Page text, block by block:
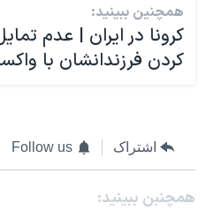
همچنین ببینید:
کرونا در ایران | عدم
کردن فرزندانشان با
اشتراک Follow us
همچنبن ببینید: